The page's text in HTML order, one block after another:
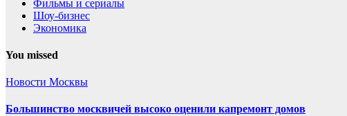
Фильмы и сериалы
Шоу-бизнес
Экономика
You missed
Новости Москвы
Большинство москвичей высоко оценили капремонт домов